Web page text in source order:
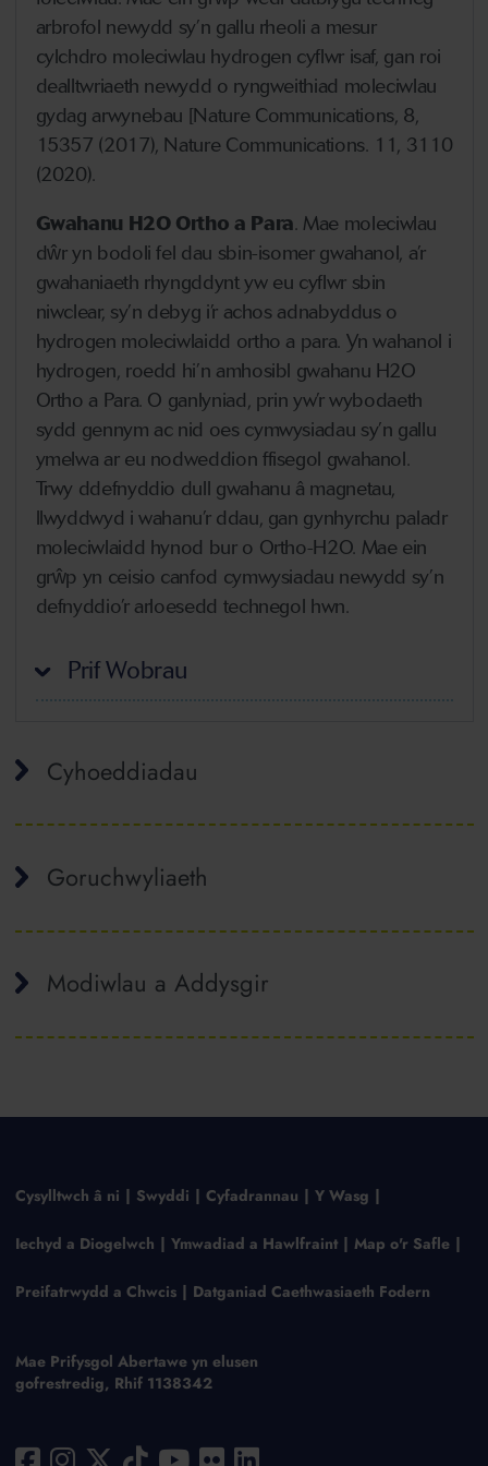
arbrofol newydd sy’n gallu rheoli a mesur
cylchdro moleciwlau hydrogen cyflwr isaf, gan roi
dealltwriaeth newydd o ryngweithiad moleciwlau
gydag arwynebau [Nature Communications, 8,
15357 (2017), Nature Communications. 11, 3110
(2020).
Gwahanu H2O Ortho a Para. Mae moleciwlau
dŵr yn bodoli fel dau sbin-isomer gwahanol, a’r
gwahaniaeth rhyngddynt yw eu cyflwr sbin
niwclear, sy’n debyg i’r achos adnabyddus o
hydrogen moleciwlaidd ortho a para. Yn wahanol i
hydrogen, roedd hi’n amhosibl gwahanu H2O
Ortho a Para. O ganlyniad, prin yw’r wybodaeth
sydd gennym ac nid oes cymwysiadau sy’n gallu
ymelwa ar eu nodweddion ffisegol gwahanol.
Trwy ddefnyddio dull gwahanu â magnetau,
llwyddwyd i wahanu’r ddau, gan gynhyrchu paladr
moleciwlaidd hynod bur o Ortho-H2O. Mae ein
grŵp yn ceisio canfod cymwysiadau newydd sy’n
defnyddio’r arloesedd technegol hwn.
Prif Wobrau
Cyhoeddiadau
Goruchwyliaeth
Modiwlau a Addysgir
Cysylltwch â ni Swyddi Cyfadrannau Y Wasg
Iechyd a Diogelwch Ymwadiad a Hawlfraint Map o'r Safle
Preifatrwydd a Chwcis Datganiad Caethwasiaeth Fodern
Mae Prifysgol Abertawe yn elusen
gofrestredig, Rhif 1138342